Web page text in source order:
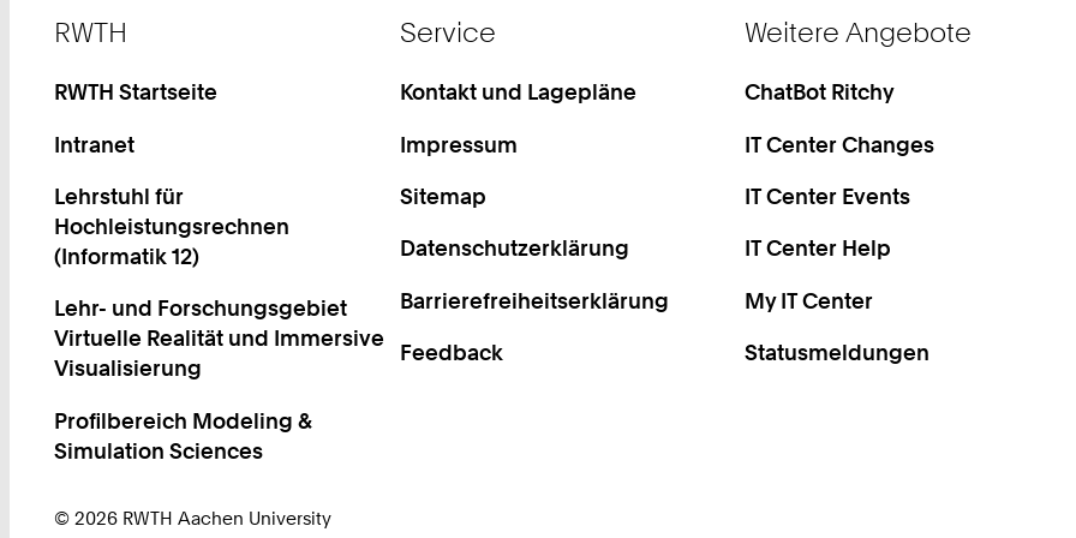
RWTH
RWTH Startseite
Intranet
Lehrstuhl für
Hochleistungsrechnen
(Informatik 12)
Lehr- und Forschungsgebiet
Virtuelle Realität und Immersive
Visualisierung
Profilbereich Modeling &
Simulation Sciences
Service
Kontakt und Lagepläne
Impressum
Sitemap
Datenschutzerklärung
Barrierefreiheitserklärung
Feedback
Weitere Angebote
ChatBot Ritchy
IT Center Changes
IT Center Events
IT Center Help
My IT Center
Statusmeldungen
© 2026 RWTH Aachen University